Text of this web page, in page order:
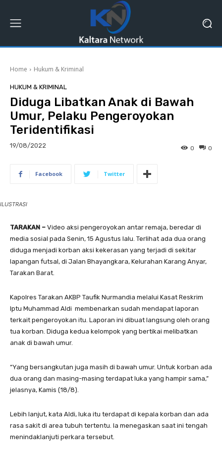
Home Hukum & Kriminal
HUKUM & KRIMINAL
Diduga Libatkan Anak di Bawah
Umur, Pelaku Pengeroyokan
Teridentifikasi
19/08/2022 0
0
Facebook Twitter
ILUSTRASI
TARAKAN – Video aksi pengeroyokan antar remaja, beredar di
media sosial pada Senin, 15 Agustus lalu. Terlihat ada dua orang
diduga menjadi korban aksi kekerasan yang terjadi di sekitar
lapangan futsal, di Jalan Bhayangkara, Kelurahan Karang Anyar,
Tarakan Barat.
Kapolres Tarakan AKBP Taufik Nurmandia melalui Kasat Reskrim
Iptu Muhammad Aldi membenarkan sudah mendapat laporan
terkait pengeroyokan itu. Laporan ini dibuat langsung oleh orang
tua korban. Diduga kedua kelompok yang bertikai melibatkan
anak di bawah umur.
“Yang bersangkutan juga masih di bawah umur. Untuk korban ada
dua orang dan masing-masing terdapat luka yang hampir sama,”
jelasnya, Kamis (18/8).
Lebih lanjut, kata Aldi, luka itu terdapat di kepala korban dan ada
rasa sakit di area tubuh tertentu. Ia menegaskan saat ini tengah
menindaklanjuti perkara tersebut.